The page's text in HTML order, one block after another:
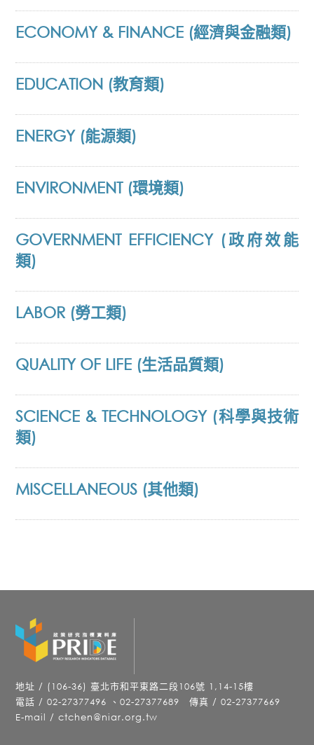
ECONOMY & FINANCE (經濟與金融類)
EDUCATION (教育類)
ENERGY (能源類)
ENVIRONMENT (環境類)
GOVERNMENT EFFICIENCY (政府效能
類)
LABOR (勞工類)
QUALITY OF LIFE (生活品質類)
SCIENCE & TECHNOLOGY (科學與技術
類)
MISCELLANEOUS (其他類)
地址 / (106-36) 臺北市和平東路二段106號 1,14-15樓
電話 / 02-27377496 、02-27377689 傳真 / 02-27377669
E-mail / ctchen@niar.org.tw